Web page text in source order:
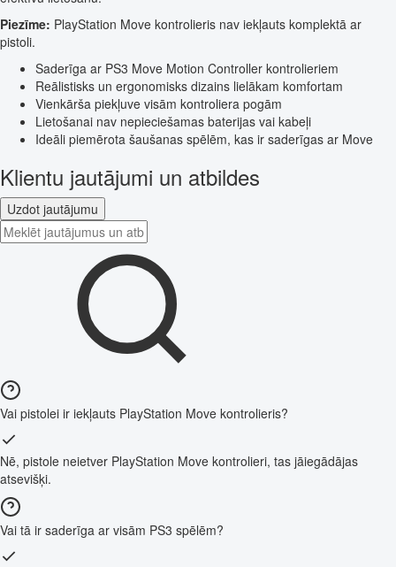
Piezīme: PlayStation Move kontrolieris nav iekļauts komplektā ar
pistoli.
Saderīga ar PS3 Move Motion Controller kontrolieriem
Reālistisks un ergonomisks dizains lielākam komfortam
Vienkārša piekļuve visām kontroliera pogām
Lietošanai nav nepieciešamas baterijas vai kabeļi
Ideāli piemērota šaušanas spēlēm, kas ir saderīgas ar Move
Klientu jautājumi un atbildes
Uzdot jautājumu
Vai pistolei ir iekļauts PlayStation Move kontrolieris?
Nē, pistole neietver PlayStation Move kontrolieri, tas jāiegādājas
atsevišķi.
Vai tā ir saderīga ar visām PS3 spēlēm?